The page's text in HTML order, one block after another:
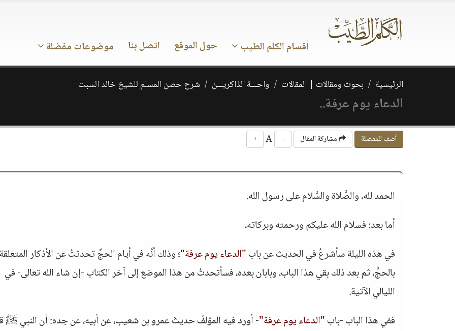
أقسام الكلم الطيب حول الموقع اتصل بنا موضوعات مفضلة
الرئيسية بحوث ومقالات | المقالات واحـــة الذاكريـــن شرح حصن المسلم للشيخ خالد السبت
الدعاء يوم عرفة..
أضف للمفضلة مشاركة المقال -
+
الحمد لله، والصَّلاة والسَّلام على رسول الله.
أما بعد: فسلام الله عليكم ورحمته وبركاته،
في هذه الليلة سأشرعُ في الحديث عن باب"الدعاء يوم عرفة"؛ وذلك أنَّه في أيام الحجِّ تحدثتُ عن الأذكار المتعلقة
بالحجِّ، ثم بعد ذلك بقي هذا الباب، وبابان بعده، فسأتحدثُ من هذا الموضع إلى آخر الكتاب -إن شاء الله تعالى- في
الليالي الآتية.
ففي هذا الباب -باب"الدعاء يوم عرفة"- أورد فيه المؤلفُ حديثَ عمرو بن شعيب، عن أبيه، عن جده: أن النبي ﷺ